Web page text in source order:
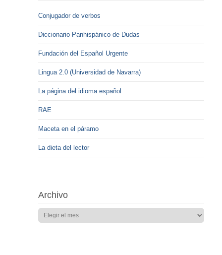
Conjugador de verbos
Diccionario Panhispánico de Dudas
Fundación del Español Urgente
Lingua 2.0 (Universidad de Navarra)
La página del idioma español
RAE
Maceta en el páramo
La dieta del lector
Archivo